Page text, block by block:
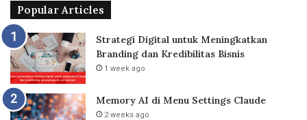
Popular Articles
Strategi Digital untuk Meningkatkan
Branding dan Kredibilitas Bisnis
1 week ago
Memory AI di Menu Settings Claude
2 weeks ago